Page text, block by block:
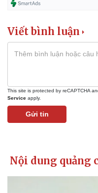
Viết bình luận
This site is protected by reCAPTCHA
Service apply.
Gửi tin